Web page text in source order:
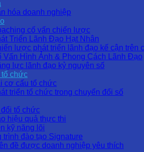
hóa doanh nghiệp
cố vấn chiến lược
Triển Lãnh Đạo Hạt Nhân
lược phát triển lãnh đạo kế cận trên
Vấn Hình Ảnh & Phong Cách Lãnh Đạo
lực lãnh đạo kỷ nguyên số
chức
cơ cấu tổ chức
triển tổ chức trong chuyển đổi số
tổ chức
hiệu quả thực thi
kỹ năng lõi
trình đào tạo Signature
đề được doanh nghiệp yêu thích